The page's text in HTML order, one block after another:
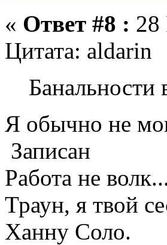
« Ответ #8 : 28
Цитата: aldarin
Банальности
Я обычно не
Записан
Работа не
Траун, я твой
Ханну Соло.